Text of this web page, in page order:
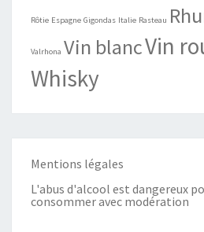
Rôtie Espagne Gigondas Italie Rasteau
Valrhona Vin blancVin
Whisky
Mentions légales
L'abus d'alcool est dangereux
consommer avec modération